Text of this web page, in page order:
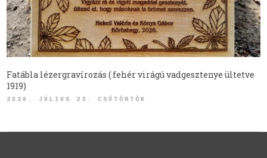
Fatábla lézergravírozás ( fehér virágú vadgesztenye ültetve
1919)
2026. JÚLIUS 23. CSÜTÖRTÖK